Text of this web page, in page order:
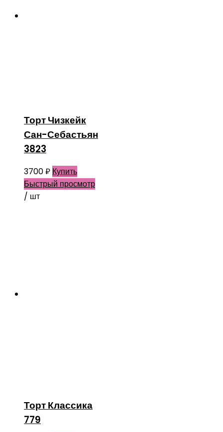
Торт Чизкейк
Сан-Себастьян
3823
3700₽ Купить
Быстрый просмотр
/ шт
Торт Классика
779